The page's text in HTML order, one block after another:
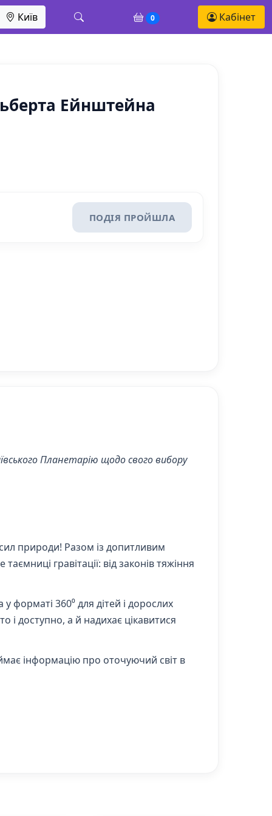
Київ 0 Кабінет
Ейнштейна
ПОДІЯ ПРОЙШЛА
Планетарію щодо свого вибору
природи! Разом із допитливим
гравітації: від законів тяжіння
форматі 360⁰ для дітей і дорослих
і доступно, а й надихає цікавитися
інформацію про оточуючий світ в